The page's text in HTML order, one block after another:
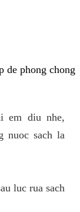
de phong chong
em diu nhe,
nuoc sach la
luc rua sach